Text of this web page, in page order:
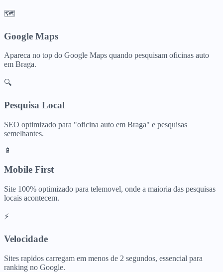
🗺️
Google Maps
Apareca no top do Google Maps quando pesquisam oficinas auto
em Braga.
🔍
Pesquisa Local
SEO optimizado para "oficina auto em Braga" e pesquisas
semelhantes.
📱
Mobile First
Site 100% optimizado para telemovel, onde a maioria das pesquisas
locais acontecem.
⚡
Velocidade
Sites rapidos carregam em menos de 2 segundos, essencial para
ranking no Google.